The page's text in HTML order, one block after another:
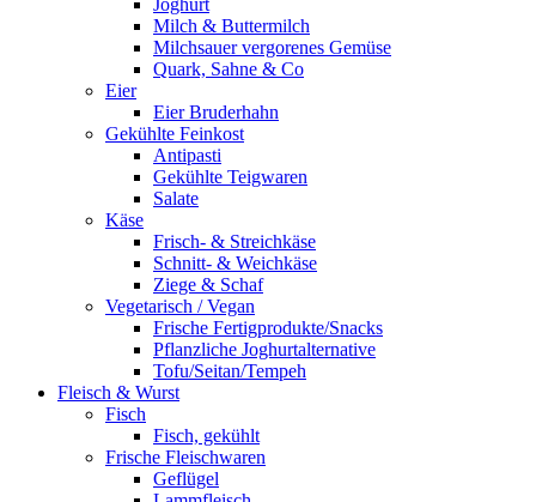
Joghurt
Milch & Buttermilch
Milchsauer vergorenes Gemüse
Quark, Sahne & Co
Eier
Eier Bruderhahn
Gekühlte Feinkost
Antipasti
Gekühlte Teigwaren
Salate
Käse
Frisch- & Streichkäse
Schnitt- & Weichkäse
Ziege & Schaf
Vegetarisch / Vegan
Frische Fertigprodukte/Snacks
Pflanzliche Joghurtalternative
Tofu/Seitan/Tempeh
Fleisch & Wurst
Fisch
Fisch, gekühlt
Frische Fleischwaren
Geflügel